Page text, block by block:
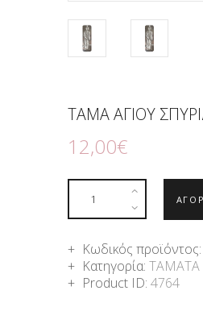
ΤΑΜΑ ΑΓΙΟΥ
12,00€
Κωδικός προϊόντος:
Κατηγορία:
Product ID:4764